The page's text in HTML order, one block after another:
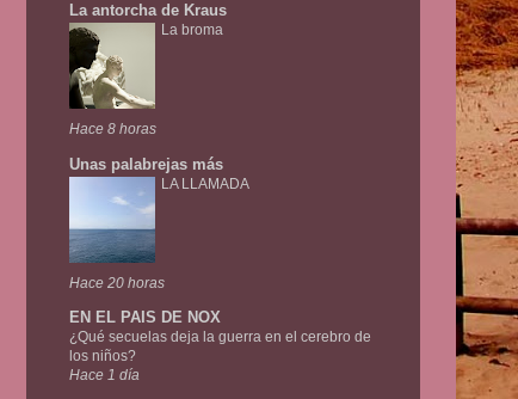
La antorcha de Kraus
La broma
Hace 8 horas
Unas palabrejas más
LA LLAMADA
Hace 20 horas
EN EL PAIS DE NOX
¿Qué secuelas deja la guerra en el cerebro de
los niños?
Hace 1 día